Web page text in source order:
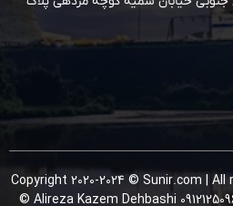
Copyright 2020-2024 © Sunir.com |
Alireza Kazem Dehbashi